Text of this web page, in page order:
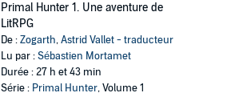
Primal Hunter 1. Une aventure de
LitRPG
De :Zogarth,Astrid Vallet - traducteur
Lu par :Sébastien Mortamet
Durée : 27 h et 43 min
Série : Primal Hunter, Volume 1